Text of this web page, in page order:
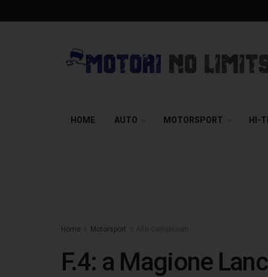
HOME AUTO MOTORSPORT HI-
Home Motorsport
F.4: a Magione